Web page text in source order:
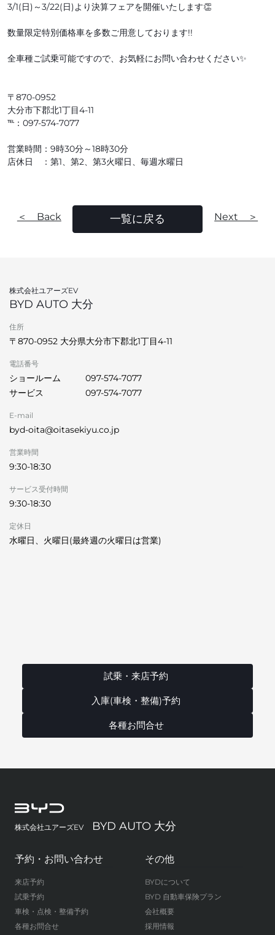
3/1(日)～3/22(日)より決算フェアを開催いたします👏
数量限定特別価格車を多数ご用意しております!!
全車種ご試乗可能ですので、お気軽にお問い合わせください✨
〒870-0952
大分市下郡北1丁目4-11
℡：097-574-7077
営業時間：9時30分～18時30分
店休日 ：第1、第2、第3火曜日、毎週水曜日
＜ Back 一覧に戻る Next ＞
株式会社ユアーズEV
BYD AUTO 大分
住所
〒870-0952 大分県大分市下郡北1丁目4-11
電話番号
ショールーム
097-574-7077
サービス
097-574-7077
E-mail
byd-oita@oitasekiyu.co.jp
営業時間
9:30-18:30
サービス受付時間
9:30-18:30
定休日
水曜日、火曜日(最終週の火曜日は営業)
試乗・来店予約
入庫(車検・整備)予約
各種お問合せ
株式会社ユアーズEV BYD AUTO 大分
予約・お問い合わせ
来店予約
試乗予約
車検・点検・整備予約
各種お問合せ
その他
BYDについて
BYD 自動車保険プラン
会社概要
採用情報